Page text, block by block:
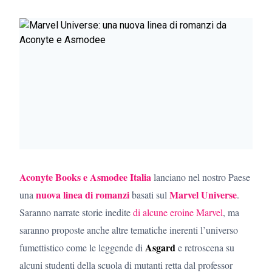
Aconyte Books e Asmodee Italialanciano nel nostro Paese
una nuova linea di romanzibasati sul Marvel Universe.
Saranno narrate storie ineditedi alcune eroine Marvel, ma
saranno proposte anche altre tematiche inerenti l’universo
fumettistico come le leggende di Asgarde retroscena su
alcuni studenti della scuola di mutanti retta dal professor